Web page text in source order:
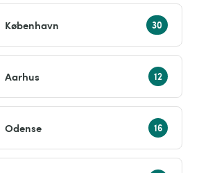
København
Aarhus
Odense